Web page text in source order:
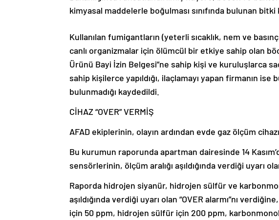
kimyasal maddelerle boğulması sınıfında bulunan
Kullanılan fumigantların (yeterli sıcaklık, nem ve
canlı organizmalar için ölümcül bir etkiye sahip olan
Ürünü Bayi İzin Belgesi”ne sahip kişi ve kuruluşlarca
sahip kişilerce yapıldığı, ilaçlamayı yapan firmanın
bulunmadığı kaydedildi.
CİHAZ “OVER” VERMİŞ
AFAD ekiplerinin, olayın ardından evde gaz ölçüm
Bu kurumun raporunda apartman dairesinde 14
sensörlerinin, ölçüm aralığı aşıldığında verdiği uyarı
Raporda hidrojen siyanür, hidrojen sülfür ve
aşıldığında verdiği uyarı olan “OVER alarmı”nı
için 50 ppm, hidrojen sülfür için 200 ppm,